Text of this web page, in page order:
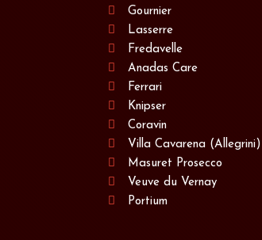
Gournier
Lasserre
Fredavelle
Anadas Care
Ferrari
Knipser
Coravin
Villa Cavarena (Allegrini)
Masuret Prosecco
Veuve du Vernay
Portium